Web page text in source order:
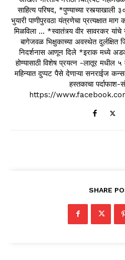
साहित्य परिषद, *पुण्याच्या
भुयारी पाणीपुरवठा यंत्रणेचा प्रत्यक्षात
मिळविला ... *स्वातंत्र्य वीर सावरकर
बागेजवळ भिक्षुकाच्या अवस्थेत
निदर्शनास आणून दिले *इराक मध्ये
होण्यासाठी विशेष प्रयत्न -लातूर मधील
महिन्यात दुप्पट पैसे देणाऱ्या सनराईज
हस्तकाचा पर्दाफाश-
https://
SHARE